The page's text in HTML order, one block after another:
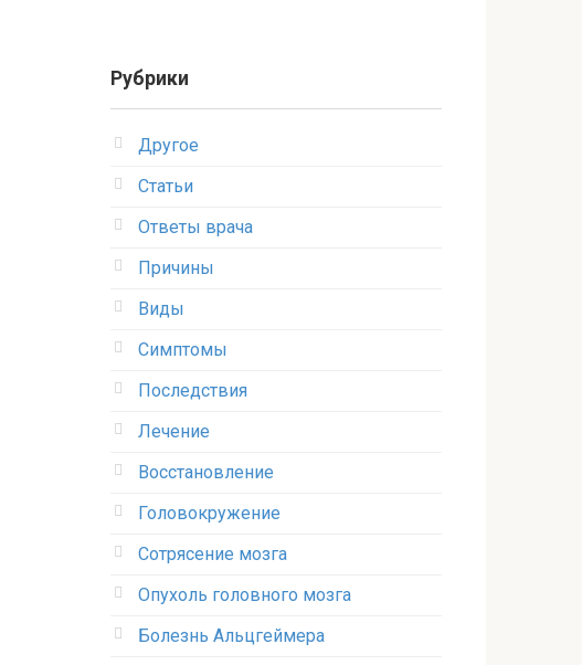
Рубрики
Другое
Статьи
Ответы врача
Причины
Виды
Симптомы
Последствия
Лечение
Восстановление
Головокружение
Сотрясение мозга
Опухоль головного мозга
Болезнь Альцгеймера